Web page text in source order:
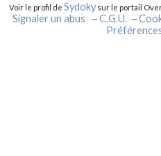
Voir le profil deSydokysur le portail
Signaler un abus
C.G.U.